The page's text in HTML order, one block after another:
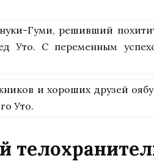
Гуми, решивший
Уто. С переменным
и хороших друзей
Уто.